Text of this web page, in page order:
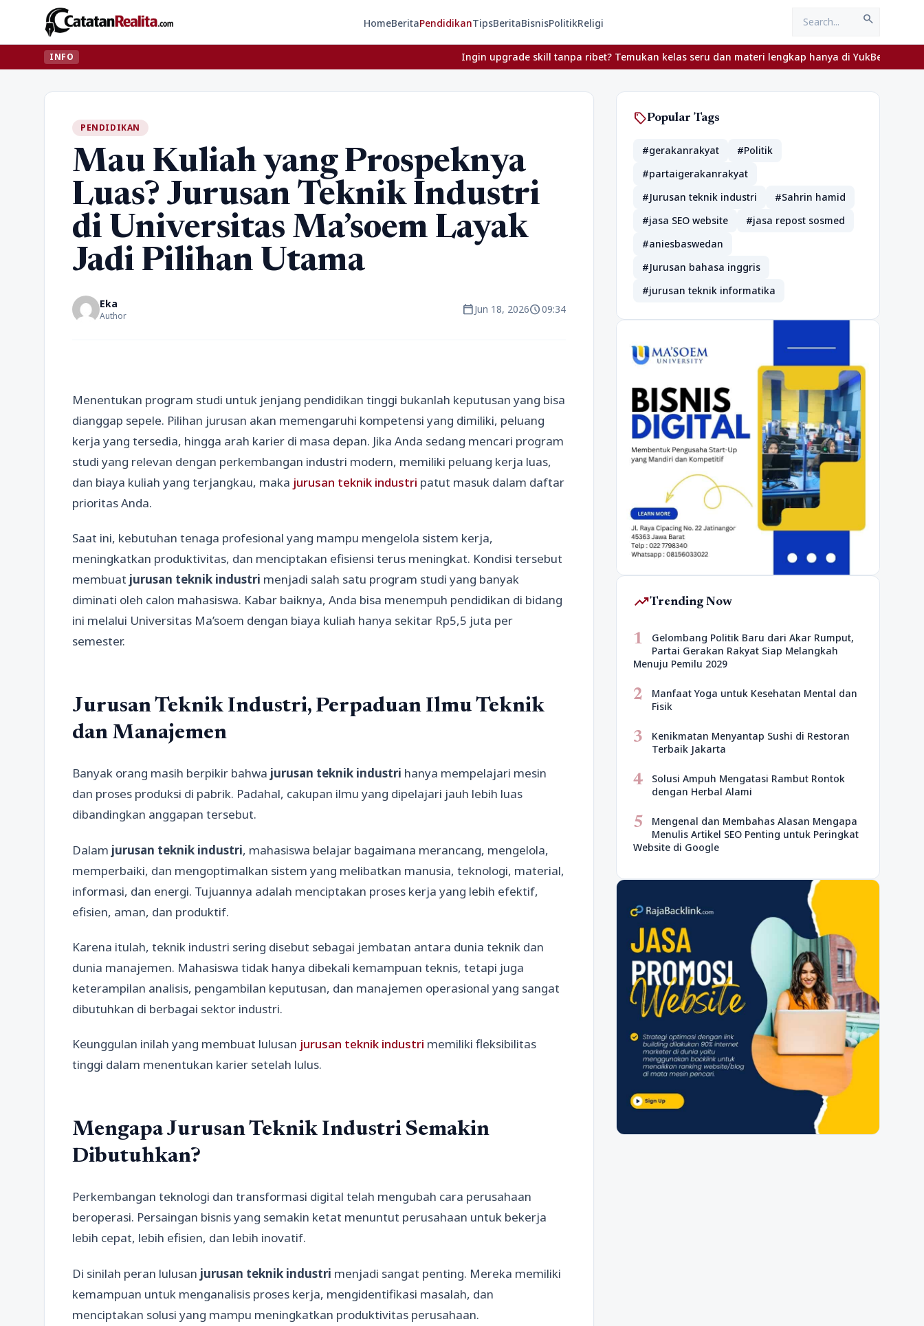
HomeBeritaPendidikanTipsBeritaBisnisPolitikReligi search
INFO Ingin upgrade skill tanpa ribet? Temukan kelas seru dan materi lengkap hanya di YukBelajar.com. Mulai
PENDIDIKAN
Mau Kuliah yang Prospeknya
Luas? Jurusan Teknik Industri
di Universitas Ma’soem Layak
Jadi Pilihan Utama
Eka
Author calendar_todayJun 18, 2026schedule09:34
Menentukan program studi untuk jenjang pendidikan tinggi bukanlah keputusan yang bisa
dianggap sepele. Pilihan jurusan akan memengaruhi kompetensi yang dimiliki, peluang
kerja yang tersedia, hingga arah karier di masa depan. Jika Anda sedang mencari program
studi yang relevan dengan perkembangan industri modern, memiliki peluang kerja luas,
dan biaya kuliah yang terjangkau, maka jurusan teknik industri patut masuk dalam daftar
prioritas Anda.
Saat ini, kebutuhan tenaga profesional yang mampu mengelola sistem kerja,
meningkatkan produktivitas, dan menciptakan efisiensi terus meningkat. Kondisi tersebut
membuat jurusan teknik industri menjadi salah satu program studi yang banyak
diminati oleh calon mahasiswa. Kabar baiknya, Anda bisa menempuh pendidikan di bidang
ini melalui Universitas Ma’soem dengan biaya kuliah hanya sekitar Rp5,5 juta per
semester.
Jurusan Teknik Industri, Perpaduan Ilmu Teknik
dan Manajemen
Banyak orang masih berpikir bahwa jurusan teknik industri hanya mempelajari mesin
dan proses produksi di pabrik. Padahal, cakupan ilmu yang dipelajari jauh lebih luas
dibandingkan anggapan tersebut.
Dalam jurusan teknik industri, mahasiswa belajar bagaimana merancang, mengelola,
memperbaiki, dan mengoptimalkan sistem yang melibatkan manusia, teknologi, material,
informasi, dan energi. Tujuannya adalah menciptakan proses kerja yang lebih efektif,
efisien, aman, dan produktif.
Karena itulah, teknik industri sering disebut sebagai jembatan antara dunia teknik dan
dunia manajemen. Mahasiswa tidak hanya dibekali kemampuan teknis, tetapi juga
keterampilan analisis, pengambilan keputusan, dan manajemen operasional yang sangat
dibutuhkan di berbagai sektor industri.
Keunggulan inilah yang membuat lulusan jurusan teknik industri memiliki fleksibilitas
tinggi dalam menentukan karier setelah lulus.
Mengapa Jurusan Teknik Industri Semakin
Dibutuhkan?
Perkembangan teknologi dan transformasi digital telah mengubah cara perusahaan
beroperasi. Persaingan bisnis yang semakin ketat menuntut perusahaan untuk bekerja
lebih cepat, lebih efisien, dan lebih inovatif.
Di sinilah peran lulusan jurusan teknik industri menjadi sangat penting. Mereka memiliki
kemampuan untuk menganalisis proses kerja, mengidentifikasi masalah, dan
menciptakan solusi yang mampu meningkatkan produktivitas perusahaan.
sellPopular Tags
#gerakanrakyat
#Politik
#partaigerakanrakyat
#Jurusan teknik industri
#Sahrin hamid
#jasa SEO website
#jasa repost sosmed
#aniesbaswedan
#Jurusan bahasa inggris
#jurusan teknik informatika
trending_upTrending Now
1
Gelombang Politik Baru dari Akar Rumput,
Partai Gerakan Rakyat Siap Melangkah
Menuju Pemilu 2029
2
Manfaat Yoga untuk Kesehatan Mental dan
Fisik
3
Kenikmatan Menyantap Sushi di Restoran
Terbaik Jakarta
4
Solusi Ampuh Mengatasi Rambut Rontok
dengan Herbal Alami
5
Mengenal dan Membahas Alasan Mengapa
Menulis Artikel SEO Penting untuk Peringkat
Website di Google